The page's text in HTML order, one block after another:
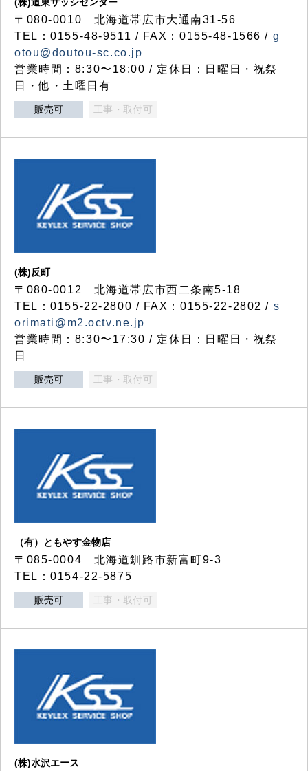
〒080-0010 北海道帯広市大通南31-56
TEL：0155-48-9511 / FAX：0155-48-1566 / g
otou@doutou-sc.co.jp
営業時間：8:30〜18:00 / 定休日：日曜日・祝祭
日・他・土曜日有
販売可 工事・取付可
(株)反町
〒080-0012 北海道帯広市西二条南5-18
TEL：0155-22-2800 / FAX：0155-22-2802 / s
orimati@m2.octv.ne.jp
営業時間：8:30〜17:30 / 定休日：日曜日・祝祭
日
販売可 工事・取付可
（有）ともやす金物店
〒085-0004 北海道釧路市新富町9-3
TEL：0154-22-5875
販売可 工事・取付可
(株)水沢エース